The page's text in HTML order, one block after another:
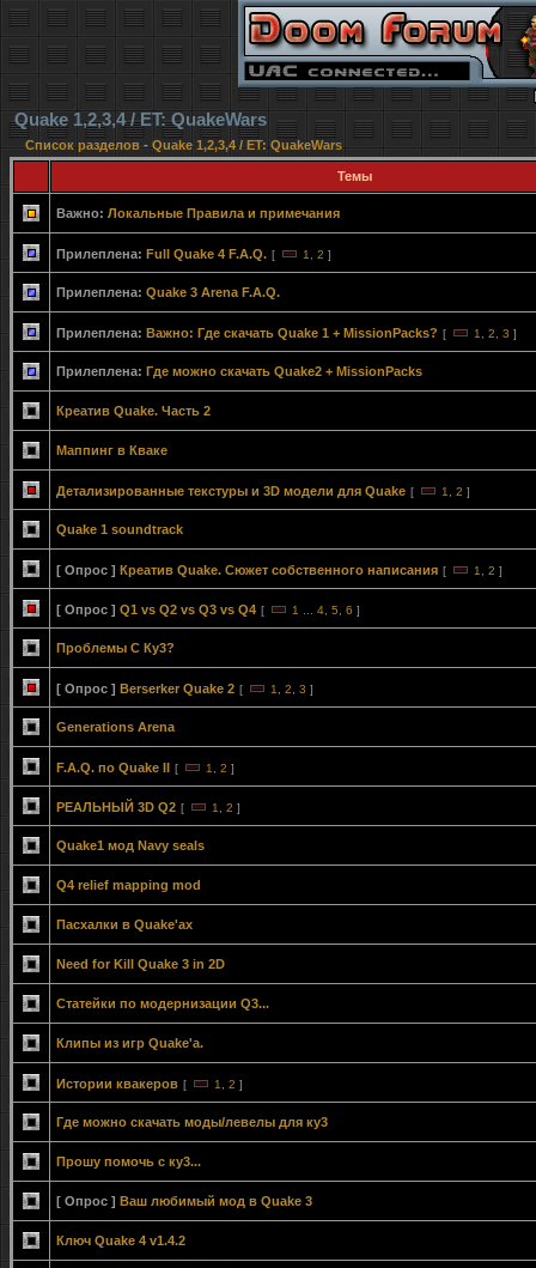
Quake 1,2,3,4 / ET: QuakeWars
Список разделов - Quake 1,2,3,4 / ET: QuakeWars
Темы
Важно: Локальные Правила и примечания
Прилеплена: Full Quake 4 F.A.Q. [ 1 2 ]
Прилеплена: Quake 3 Arena F.A.Q.
Прилеплена: Важно: Где скачать Quake 1 + MissionPacks? [ 1 2 3 ]
Прилеплена: Где можно скачать Quake2 + MissionPacks
Креатив Quake. Часть 2
Маппинг в Кваке
Детализированные текстуры и 3D модели для Quake [ 1 2 ]
Quake 1 soundtrack
[ Опрос ] Креатив Quake. Сюжет собственного написания [ 1 2 ]
[ Опрос ] Q1 vs Q2 vs Q3 vs Q4 [ 1 4 5 6 ]
Проблемы С Ку3?
[ Опрос ] Berserker Quake 2 [ 1 2 3 ]
Generations Arena
F.A.Q. по Quake II [ 1 2 ]
РЕАЛЬНЫЙ 3D Q2 [ 1 2 ]
Quake1 мод Navy seals
Q4 relief mapping mod
Пасхалки в Quake'ах
Need for Kill Quake 3 in 2D
Статейки по модернизации Q3...
Клипы из игр Quake'а.
Истории квакеров [ 1 2 ]
Где можно скачать моды/левелы для ку3
Прошу помочь с ку3...
[ Опрос ] Ваш любимый мод в Quake 3
Ключ Quake 4 v1.4.2